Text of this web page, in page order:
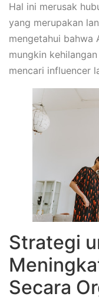
Hal ini merusak
yang merupakan
mengetahui bahwa
mungkin
mencari influencer
Strategi
Secara